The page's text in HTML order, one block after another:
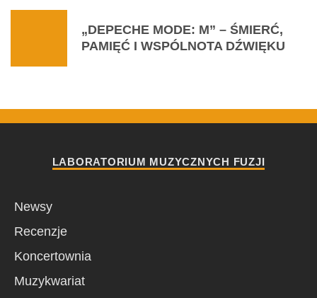
„DEPECHE MODE: M” – ŚMIERĆ,
PAMIĘĆ I WSPÓLNOTA DŹWIĘKU
LABORATORIUM MUZYCZNYCH FUZJI
Newsy
Recenzje
Koncertownia
Muzykwariat